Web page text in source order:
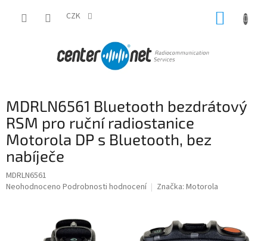
CZK
MDRLN6561 Bluetooth bezdrátový
RSM pro ruční radiostanice
Motorola DP s Bluetooth, bez
nabíječe
MDRLN6561
Průměrné
Neohodnoceno Podrobnosti hodnocení Značka: Motorola